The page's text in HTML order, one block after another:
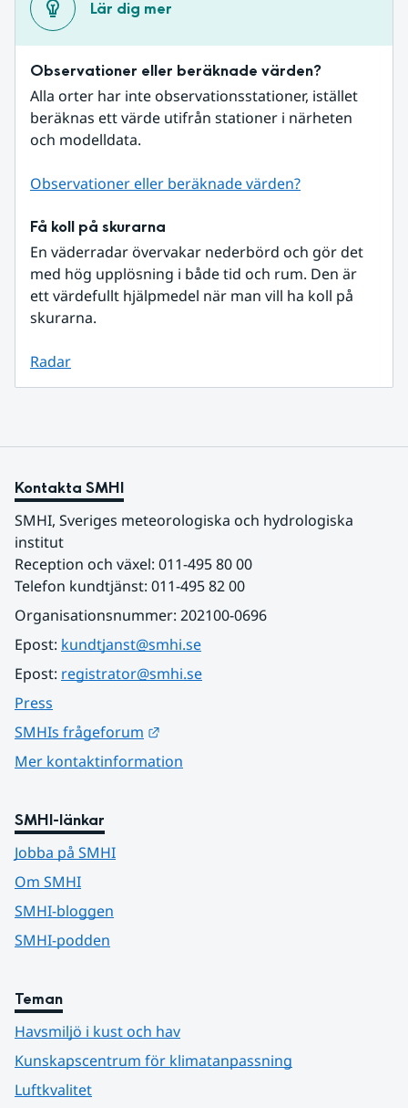
Lär dig mer
Observationer eller beräknade värden?
Alla orter har inte observationsstationer, istället
beräknas ett värde utifrån stationer i närheten
och modelldata.
Observationer eller beräknade värden?
Få koll på skurarna
En väderradar övervakar nederbörd och gör det
med hög upplösning i både tid och rum. Den är
ett värdefullt hjälpmedel när man vill ha koll på
skurarna.
Radar
Kontakta SMHI
SMHI, Sveriges meteorologiska och hydrologiska
institut
Reception och växel: 011-495 80 00
Telefon kundtjänst: 011-495 82 00
Organisationsnummer: 202100-0696
Epost: kundtjanst@smhi.se
Epost: registrator@smhi.se
Press
SMHIs frågeforum
Mer kontaktinformation
SMHI-länkar
Jobba på SMHI
Om SMHI
SMHI-bloggen
SMHI-podden
Teman
Havsmiljö i kust och hav
Kunskapscentrum för klimatanpassning
Luftkvalitet